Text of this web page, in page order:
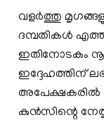
വളര്‍ത്തു
ദമ്പതികള്‍
ഇതിനോടകം
ഇദ്ദേഹത്തിന്
അപേക്ഷകരില്‍
കുന്‍സിന്റെ